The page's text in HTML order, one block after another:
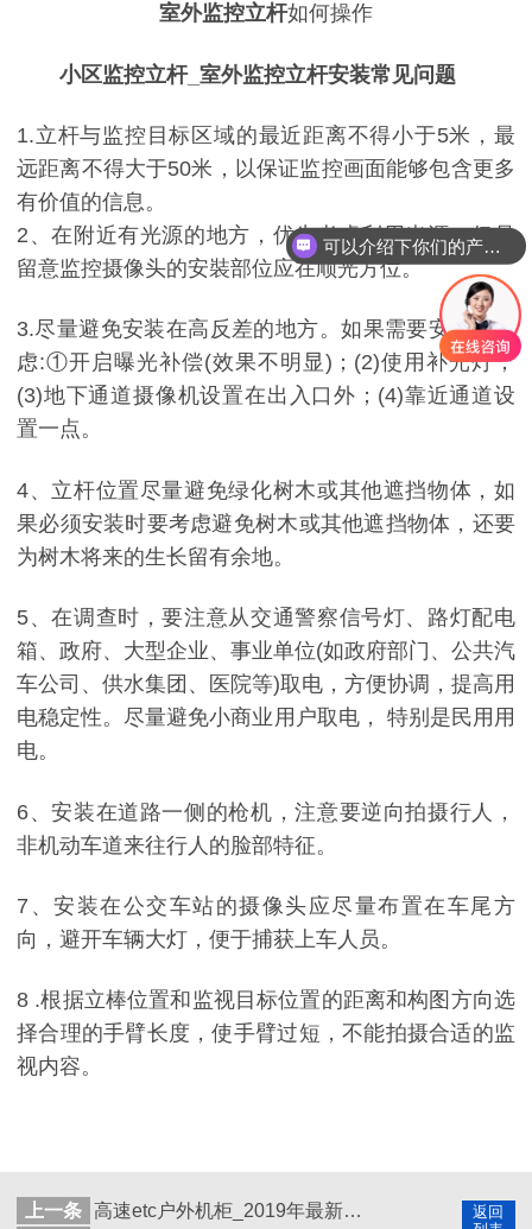
室外监控立杆如何操作
小区监控立杆_室外监控立杆安装常见问题
1.立杆与监控目标区域的最近距离不得小于5米，最
远距离不得大于50米，以保证监控画面能够包含更多
有价值的信息。
2、在附近有光源的地方，优先考虑利用光源。但是
留意监控摄像头的安裝部位应在顺光方位。
3.尽量避免安装在高反差的地方。如果需要安装，考
虑:①开启曝光补偿(效果不明显)；(2)使用补光灯；
(3)地下通道摄像机设置在出入口外；(4)靠近通道设
置一点。
4、立杆位置尽量避免绿化树木或其他遮挡物体，如
果必须安装时要考虑避免树木或其他遮挡物体，还要
为树木将来的生长留有余地。
5、在调查时，要注意从交通警察信号灯、路灯配电
箱、政府、大型企业、事业单位(如政府部门、公共汽
车公司、供水集团、医院等)取电，方便协调，提高用
电稳定性。尽量避免小商业用户取电， 特别是民用用
电。
6、安装在道路一侧的枪机，注意要逆向拍摄行人，
非机动车道来往行人的脸部特征。
7、安装在公交车站的摄像头应尽量布置在车尾方
向，避开车辆大灯，便于捕获上车人员。
8 .根据立棒位置和监视目标位置的距离和构图方向选
择合理的手臂长度，使手臂过短，不能拍摄合适的监
视内容。
返回
上一条 高速etc户外机柜_2019年最新高速公路行业项目中标单位十大排行榜
可以介绍下你们的产品么